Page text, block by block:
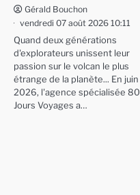
Gérald Bouchon
vendredi 07 août 2026 10:11
Quand deux générations
d'explorateurs unissent leur
passion sur le volcan le plus
étrange de la planète... En juin
2026, l'agence spécialisée 80
Jours Voyages a…